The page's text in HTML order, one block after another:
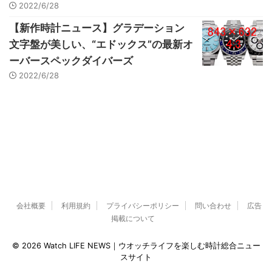
2022/6/28
【新作時計ニュース】グラデーション
文字盤が美しい、“エドックス”の最新オ
ーバースペックダイバーズ
2022/6/28
会社概要 利用規約 プライバシーポリシー 問い合わせ
広告
掲載について
© 2026 Watch LIFE NEWS｜ウオッチライフを楽しむ時計総合ニュー
スサイト